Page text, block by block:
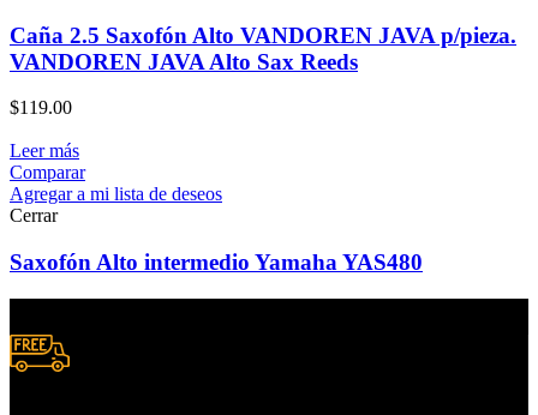
Caña 2.5 Saxofón Alto VANDOREN JAVA p/pieza.
VANDOREN JAVA Alto Sax Reeds
$119.00
Leer más
Comparar
Agregar a mi lista de deseos
Cerrar
Saxofón Alto intermedio Yamaha YAS480